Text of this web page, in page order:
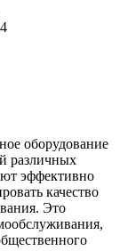
оборудование
различных
эффективно
качество
Это